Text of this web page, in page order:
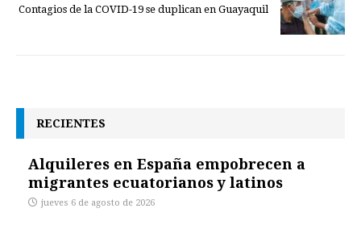
Contagios de la COVID-19 se duplican en Guayaquil
RECIENTES
Alquileres en España empobrecen a
migrantes ecuatorianos y latinos
jueves 6 de agosto de 2026